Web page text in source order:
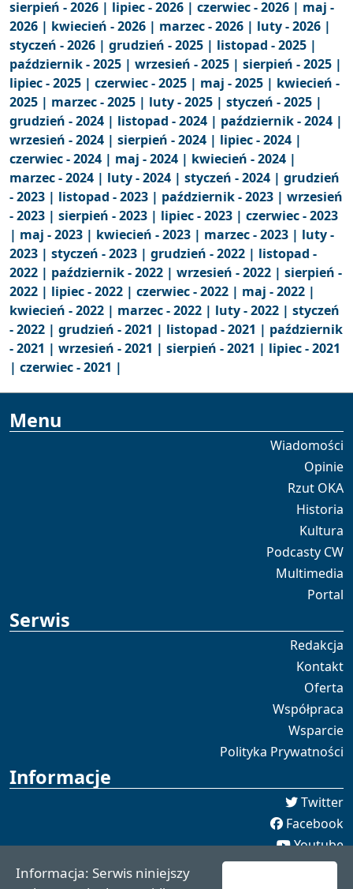
sierpień - 2026 | lipiec - 2026 | czerwiec - 2026 | maj -
2026 | kwiecień - 2026 | marzec - 2026 | luty - 2026 |
styczeń - 2026 | grudzień - 2025 | listopad - 2025 |
październik - 2025 | wrzesień - 2025 | sierpień - 2025 |
lipiec - 2025 | czerwiec - 2025 | maj - 2025 | kwiecień -
2025 | marzec - 2025 | luty - 2025 | styczeń - 2025 |
grudzień - 2024 | listopad - 2024 | październik - 2024 |
wrzesień - 2024 | sierpień - 2024 | lipiec - 2024 |
czerwiec - 2024 | maj - 2024 | kwiecień - 2024 |
marzec - 2024 | luty - 2024 | styczeń - 2024 | grudzień
- 2023 | listopad - 2023 | październik - 2023 | wrzesień
- 2023 | sierpień - 2023 | lipiec - 2023 | czerwiec - 2023
| maj - 2023 | kwiecień - 2023 | marzec - 2023 | luty -
2023 | styczeń - 2023 | grudzień - 2022 | listopad -
2022 | październik - 2022 | wrzesień - 2022 | sierpień -
2022 | lipiec - 2022 | czerwiec - 2022 | maj - 2022 |
kwiecień - 2022 | marzec - 2022 | luty - 2022 | styczeń
- 2022 | grudzień - 2021 | listopad - 2021 | październik
- 2021 | wrzesień - 2021 | sierpień - 2021 | lipiec - 2021
| czerwiec - 2021 |
Menu
Wiadomości
Opinie
Rzut OKA
Historia
Kultura
Podcasty CW
Multimedia
Portal
Serwis
Redakcja
Kontakt
Oferta
Współpraca
Wsparcie
Polityka Prywatności
Informacje
Twitter
Facebook
Youtube
Spotify
Informacja: Serwis niniejszy